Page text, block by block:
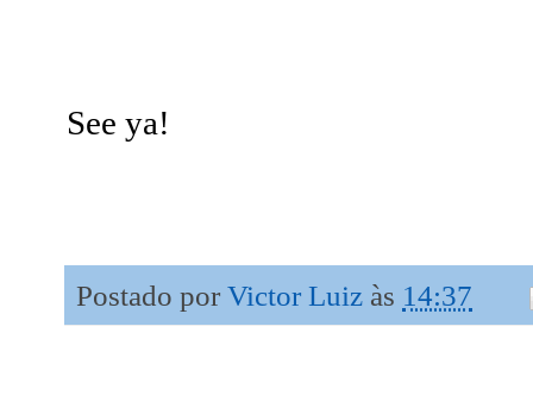
See ya!
Postado por Victor Luiz às 14:37